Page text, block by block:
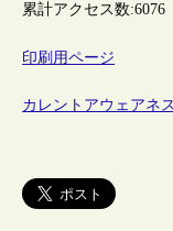
累計アクセス数:6076
印刷用ページ
カレントアウェアネ